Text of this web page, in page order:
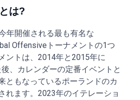
は?
年開催される最も有名な
Offensiveトーナメントの1つ
ントは、2014年と2015年に
、カレンダーの定番イベントと
ともなっているポーランドのカ
れます。2023年のイテレーショ